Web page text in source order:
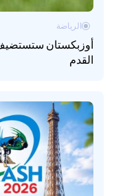
القدم
الرياضة